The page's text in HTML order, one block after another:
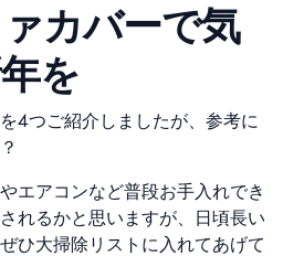
カバーで気
を
4つご紹介しましたが、参考に
エアコンなど普段お手入れでき
れるかと思いますが、日頃長い
ひ大掃除リストに入れてあげて